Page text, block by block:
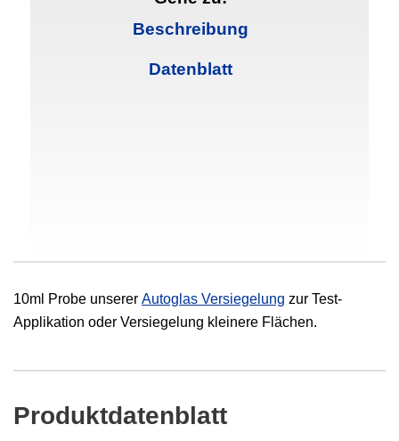
Beschreibung
Datenblatt
10ml Probe unserer Autoglas Versiegelung zur Test-
Applikation oder Versiegelung kleinere Flächen.
Produktdatenblatt